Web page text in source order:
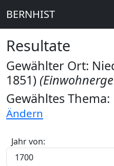
BERNHIST
Resultate
Gewählter Ort:
1851)
Gewähltes
Ändern
Jahr von: